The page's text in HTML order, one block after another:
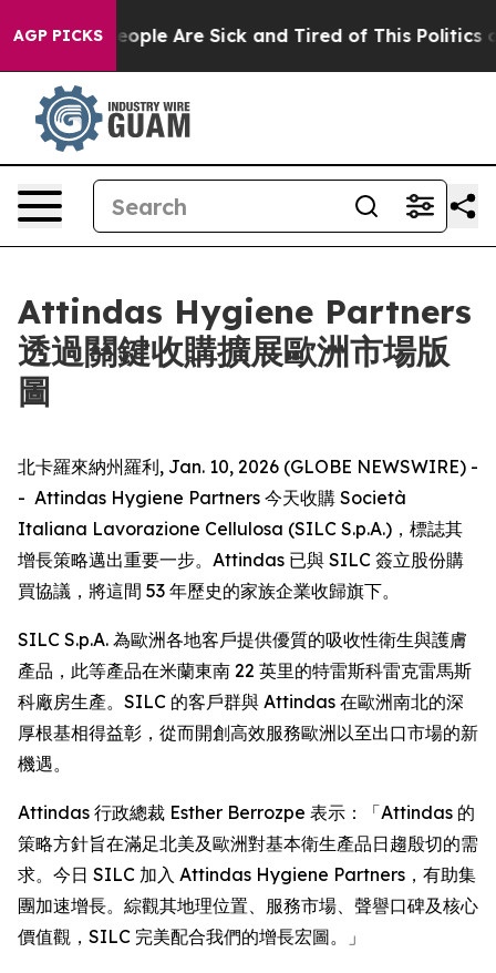
AGP PICKS
Win: “People Are Sick and Tired of This Politics of
Attindas Hygiene Partners
透過關鍵收購擴展歐洲市場版
圖
北卡羅來納州羅利, Jan. 10, 2026 (GLOBE NEWSWIRE) -
- Attindas Hygiene Partners 今天收購 Società
Italiana Lavorazione Cellulosa (SILC S.p.A.)，標誌其
增長策略邁出重要一步。Attindas 已與 SILC 簽立股份購
買協議，將這間 53 年歷史的家族企業收歸旗下。
SILC S.p.A. 為歐洲各地客戶提供優質的吸收性衛生與護膚
產品，此等產品在米蘭東南 22 英里的特雷斯科雷克雷馬斯
科廠房生產。SILC 的客戶群與 Attindas 在歐洲南北的深
厚根基相得益彰，從而開創高效服務歐洲以至出口市場的新
機遇。
Attindas 行政總裁 Esther Berrozpe 表示：「Attindas 的
策略方針旨在滿足北美及歐洲對基本衛生產品日趨殷切的需
求。今日 SILC 加入 Attindas Hygiene Partners，有助集
團加速增長。綜觀其地理位置、服務市場、聲譽口碑及核心
價值觀，SILC 完美配合我們的增長宏圖。」